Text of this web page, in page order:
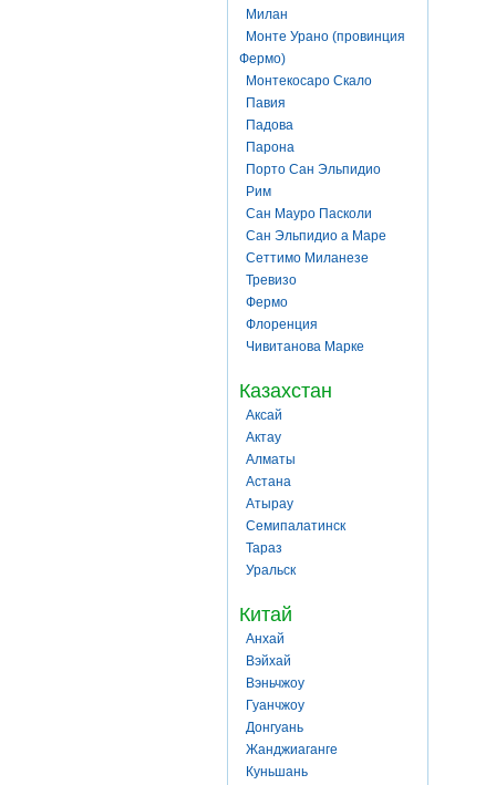
Милан
Монте Урано (провинция
Фермо)
Монтекосаро Скало
Павия
Падова
Парона
Порто Сан Эльпидио
Рим
Сан Мауро Пасколи
Сан Эльпидио а Маре
Сеттимо Миланезе
Тревизо
Фермо
Флоренция
Чивитанова Марке
Казахстан
Аксай
Актау
Алматы
Астана
Атырау
Семипалатинск
Тараз
Уральск
Китай
Анхай
Вэйхай
Вэньчжоу
Гуанчжоу
Донгуань
Жанджиаганге
Куньшань